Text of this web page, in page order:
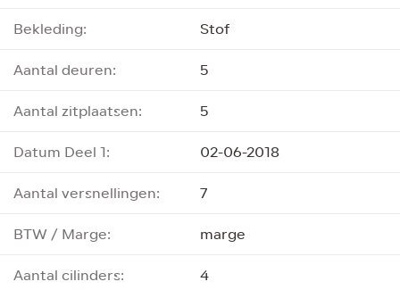
Bekleding:
Stof
Aantal deuren:
5
Aantal zitplaatsen:
5
Datum Deel 1:
02-06-2018
Aantal versnellingen:
7
BTW / Marge:
marge
Aantal cilinders:
4